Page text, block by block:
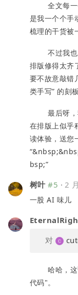
全文每一个
是我一个个手
梳理的干货被
不过我也反
排版修得太齐
要不故意敲错
类手写” 的刻
最后呀，我
在排版上似乎
读体验，送您
bsp;”
树叶 #5 ·2
一股 AI 味儿
对
哈哈，这话
代码"。